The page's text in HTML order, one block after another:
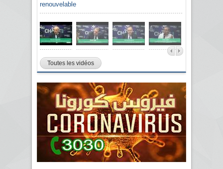
renouvelable
Toutes les vidéos